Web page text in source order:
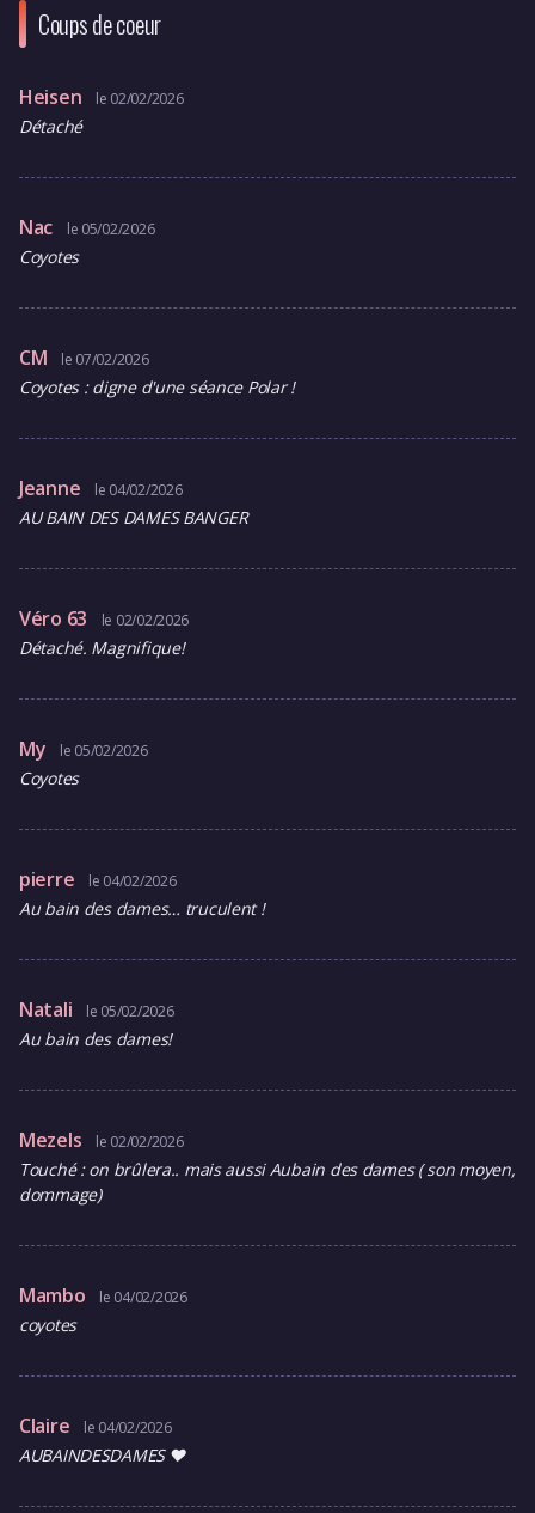
Coups de coeur
Heisen le 02/02/2026
Détaché
Nac le 05/02/2026
Coyotes
CM le 07/02/2026
Coyotes : digne d'une séance Polar !
Jeanne le 04/02/2026
AU BAIN DES DAMES BANGER
Véro 63 le 02/02/2026
Détaché. Magnifique!
My le 05/02/2026
Coyotes
pierre le 04/02/2026
Au bain des dames… truculent !
Natali le 05/02/2026
Au bain des dames!
Mezels le 02/02/2026
Touché : on brûlera.. mais aussi Aubain des dames ( son moyen,
dommage)
Mambo le 04/02/2026
coyotes
Claire le 04/02/2026
AUBAINDESDAMES ♥️